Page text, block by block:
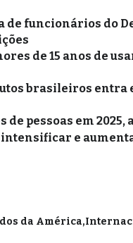
funcionários do
de 15 anos de
brasileiros
pessoas em 2025,
intensificar e
da América